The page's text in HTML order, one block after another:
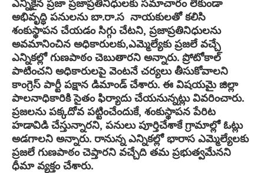
ఎన్నికైన ప్రజా ప్రజాప్రతినిధులకు సమాచారం లేకుండా
అభివృద్ధి పనులను బా.రా.స నాయకులతో కలిసి
శంకుస్థాపన చేయడం సిగ్గు చేటని, ప్రజాప్రతినిధులను
అవమానించిన అధికారులకు,ఎమ్మెల్యేకు ప్రజలే వచ్చే
ఎన్నికల్లో గుణపాఠం చెబుతారని అన్నారు. ప్రోటోకాల్
పాటించని అధికారులపై వెంటనే చర్యలు తీసుకోవాలని
కాంగ్రెస్ పార్టీ పక్షాన డిమాండ్ చేశారు. ఈ విషయమై జిల్లా
పాలనాధికారికి సైతం ఫిర్యాదు చేయనున్నట్లు వివరించారు.
ప్రజలను పక్కదోవ పట్టించేందుకే, శంకుస్థాపన పేరిట
హడావిడి చేస్తున్నారని, పనులు పూర్తిచేశాకే గ్రామాల్లో ఓట్లు
అడగాలని అన్నారు. రానున్న ఎన్నికల్లో భారాస ఎమ్మెల్యేలకు
ప్రజలే గుణపాఠం చెప్తారని వచ్చేది తమ ప్రభుత్వమేనని
ధీమా వ్యక్తం చేశారు.